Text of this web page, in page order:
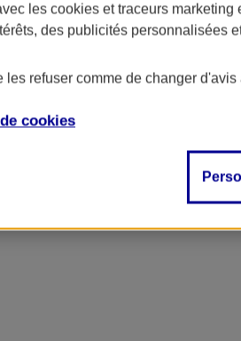
les cookies et traceurs marketing
des publicités personnalisées
les refuser comme de changer
cookies